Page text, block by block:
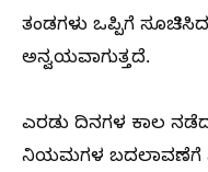
ತಂಡಗಳು ಒಪ್ಪಿಗೆ
ಅನ್ವಯವಾಗುತ್ತದೆ.
ಎರಡು ದಿನಗಳ ಕಾಲ
ನಿಯಮಗಳ ಬದಲಾವಣೆಗೆ